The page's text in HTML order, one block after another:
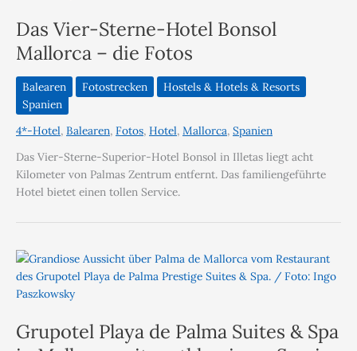
Das Vier-Sterne-Hotel Bonsol
Mallorca – die Fotos
Balearen Fotostrecken
Hostels & Hotels & Resorts
Spanien
4*-Hotel, Balearen, Fotos, Hotel, Mallorca, Spanien
Das Vier-Sterne-Superior-Hotel Bonsol in Illetas liegt acht
Kilometer von Palmas Zentrum entfernt. Das familiengeführte
Hotel bietet einen tollen Service.
Grupotel Playa de Palma Suites & Spa